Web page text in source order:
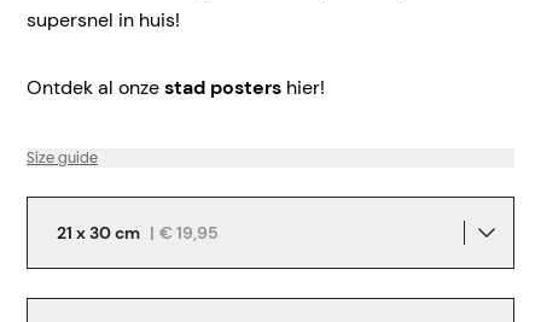
supersnel in huis!
Ontdek al onzestad posters hier!
Size guide
21 x 30 cm | € 19,95